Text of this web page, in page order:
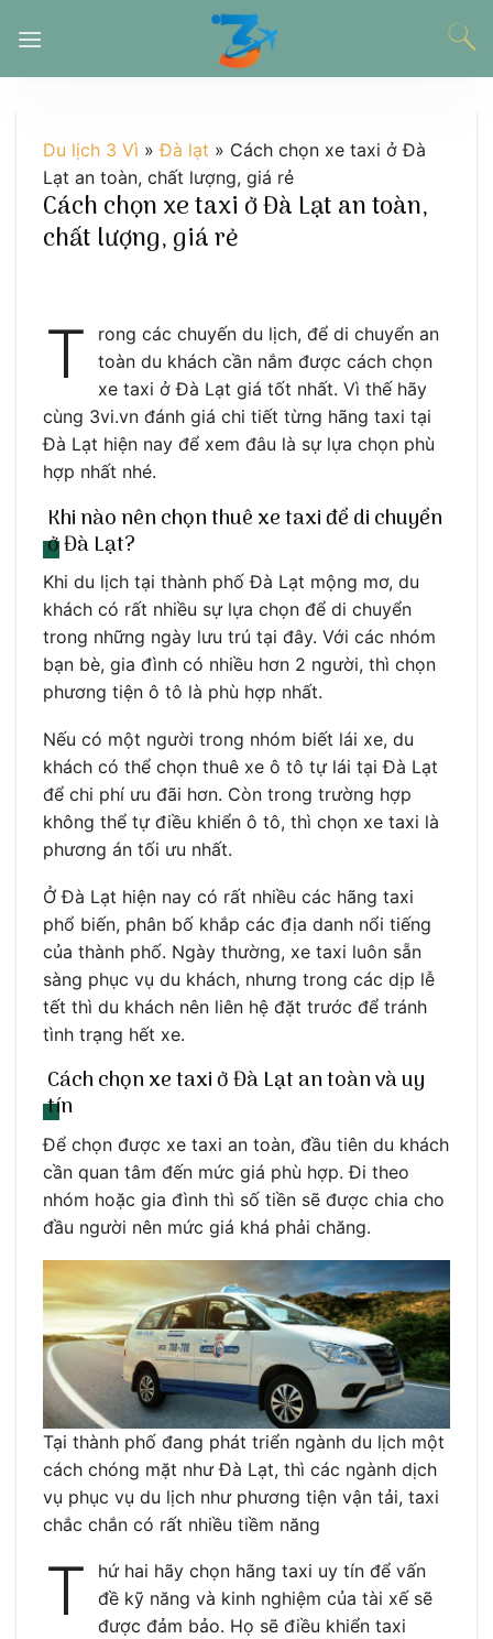
đến
Du lịch 3 Vì »Đà lạt » Cách chọn xe taxi ở Đà
Lạt an toàn, chất lượng, giá rẻ
Cách chọn xe taxi ở Đà Lạt an toàn,
chất lượng, giá rẻ
T
rong các chuyến du lịch, để di chuyển an
toàn du khách cần nắm được cách chọn
xe taxi ở Đà Lạt giá tốt nhất. Vì thế hãy
cùng 3vi.vn đánh giá chi tiết từng hãng taxi tại
Đà Lạt hiện nay để xem đâu là sự lựa chọn phù
hợp nhất nhé.
Khi nào nên chọn thuê xe taxi để di chuyển
ở Đà Lạt?
Khi du lịch tại thành phố Đà Lạt mộng mơ, du
khách có rất nhiều sự lựa chọn để di chuyển
trong những ngày lưu trú tại đây. Với các nhóm
bạn bè, gia đình có nhiều hơn 2 người, thì chọn
phương tiện ô tô là phù hợp nhất.
Nếu có một người trong nhóm biết lái xe, du
khách có thể chọn thuê xe ô tô tự lái tại Đà Lạt
để chi phí ưu đãi hơn. Còn trong trường hợp
không thể tự điều khiển ô tô, thì chọn xe taxi là
phương án tối ưu nhất.
Ở Đà Lạt hiện nay có rất nhiều các hãng taxi
phổ biến, phân bố khắp các địa danh nổi tiếng
của thành phố. Ngày thường, xe taxi luôn sẵn
sàng phục vụ du khách, nhưng trong các dịp lễ
tết thì du khách nên liên hệ đặt trước để tránh
tình trạng hết xe.
Cách chọn xe taxi ở Đà Lạt an toàn và uy
tín
Để chọn được xe taxi an toàn, đầu tiên du khách
cần quan tâm đến mức giá phù hợp. Đi theo
nhóm hoặc gia đình thì số tiền sẽ được chia cho
đầu người nên mức giá khá phải chăng.
Tại thành phố đang phát triển ngành du lịch một
cách chóng mặt như Đà Lạt, thì các ngành dịch
vụ phục vụ du lịch như phương tiện vận tải, taxi
chắc chắn có rất nhiều tiềm năng
T
hứ hai hãy chọn hãng taxi uy tín để vấn
đề kỹ năng và kinh nghiệm của tài xế sẽ
được đảm bảo. Họ sẽ điều khiển taxi